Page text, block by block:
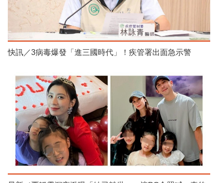
快訊／3病毒爆發「進三國時代」！疾管署出面急示警